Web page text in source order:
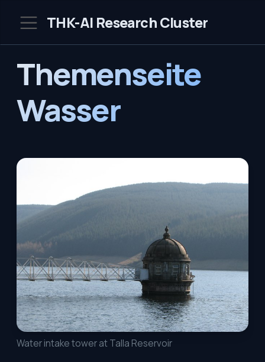
THK-AI Research Cluster
Themenseite
Wasser
Water intake tower at Talla Reservoir